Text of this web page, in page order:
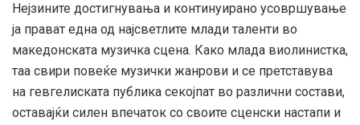
Нејзините достигнувања и континуирано усовршување
ја прават една од најсветлите млади таленти во
македонската музичка сцена. Како млада виолинистка,
таа свири повеќе музички жанрови и се претставува
на гевгелиската публика секојпат во различни состави,
оставајќи силен впечаток со своите сценски настапи и